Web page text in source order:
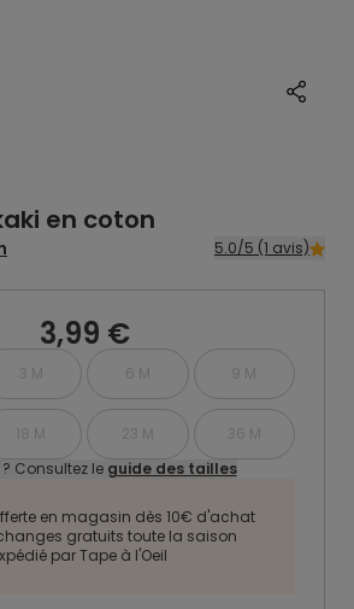
en coton
5.0/5 (1 avis)
3,99 €
3 M 6 M 9 M
18 M 23 M
36 M
Consultez le guide des tailles
en magasin dès 10€ d'achat
gratuits toute la saison
par Tape à l'Oeil